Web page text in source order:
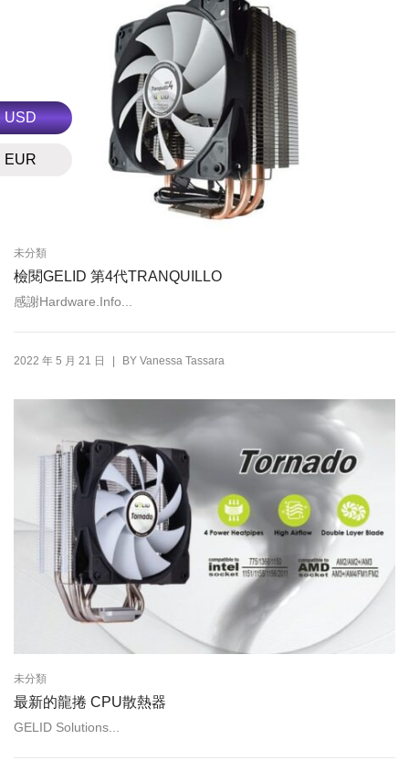
USD
EUR
未分類
檢閱GELID 第4代TRANQUILLO
感謝Hardware.Info...
2022 年 5 月 21 日 BY Vanessa Tassara
未分類
最新的龍捲 CPU散熱器
GELID Solutions...